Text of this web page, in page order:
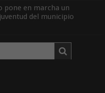
pone en marcha un
del municipio